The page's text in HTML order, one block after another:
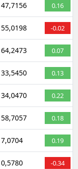
47,7156 0.16
55,0198 -0.02
64,2473 0.07
33,5450 0.13
34,0470 0.22
58,7057 0.18
7,0704 0.19
0,5780 -0.34